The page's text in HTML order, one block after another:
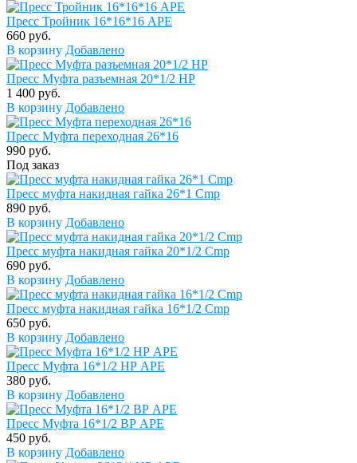
Пресс Тройник 16*16*16 APE
660 руб.
В корзину Добавлено
Пресс Муфта разъемная 20*1/2 НР
1 400 руб.
В корзину Добавлено
Пресс Муфта переходная 26*16
990 руб.
Под заказ
Пресс муфта накидная гайка 26*1 Cmp
890 руб.
В корзину Добавлено
Пресс муфта накидная гайка 20*1/2 Cmp
690 руб.
В корзину Добавлено
Пресс муфта накидная гайка 16*1/2 Cmp
650 руб.
В корзину Добавлено
Пресс Муфта 16*1/2 НР APE
380 руб.
В корзину Добавлено
Пресс Муфта 16*1/2 ВР APE
450 руб.
В корзину Добавлено